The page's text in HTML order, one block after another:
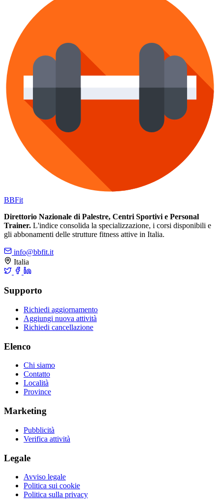
BBFit
Direttorio Nazionale di Palestre, Centri Sportivi e Personal
Trainer. L'indice consolida la specializzazione, i corsi disponibili e
gli abbonamenti delle strutture fitness attive in Italia.
info@bbfit.it
Italia
Supporto
Richiedi aggiornamento
Aggiungi nuova attività
Richiedi cancellazione
Elenco
Chi siamo
Contatto
Località
Province
Marketing
Pubblicità
Verifica attività
Legale
Avviso legale
Politica sui cookie
Politica sulla privacy